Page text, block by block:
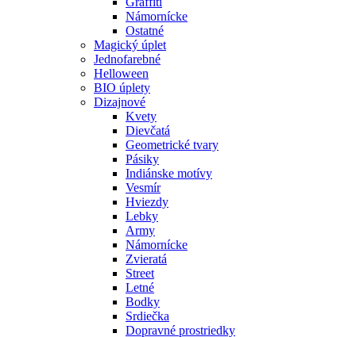
Námornícke
Ostatné
Magický úplet
Jednofarebné
Helloween
BIO úplety
Dizajnové
Kvety
Dievčatá
Geometrické tvary
Pásiky
Indiánske motívy
Vesmír
Hviezdy
Lebky
Army
Námornícke
Zvieratá
Street
Letné
Bodky
Srdiečka
Dopravné prostriedky